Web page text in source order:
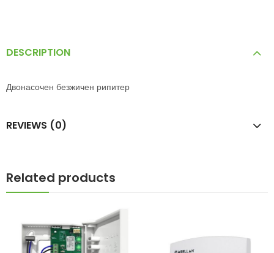
DESCRIPTION
Двонасочен безжичен рипитер
REVIEWS (0)
Related products